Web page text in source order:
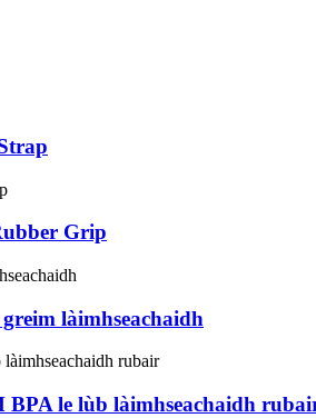
Grip
làimhseachaidh
le lùb làimhseachaidh